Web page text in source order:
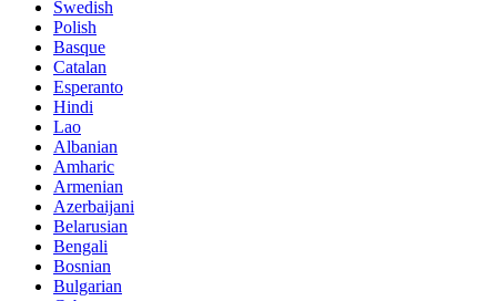
Swedish
Polish
Basque
Catalan
Esperanto
Hindi
Lao
Albanian
Amharic
Armenian
Azerbaijani
Belarusian
Bengali
Bosnian
Bulgarian